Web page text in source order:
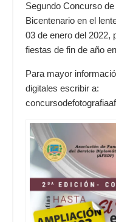
Segundo Concurso
Bicentenario en el
03 de enero del 2022,
fiestas de fin de año
Para mayor
digitales escribir a: